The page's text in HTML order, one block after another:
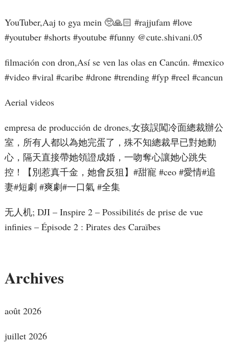
YouTuber,Aaj to gya mein 🥺🙏🏻 #rajjufam #love
#youtuber #shorts #youtube #funny ​⁠@cute.shivani.05
filmación con dron,Así se ven las olas en Cancún. #mexico
#video #viral #caribe #drone #trending #fyp #reel #cancun
Aerial videos
empresa de producción de drones,女孩誤闖冷面總裁辦公
室，所有人都以為她完蛋了，殊不知總裁早已對她動
心，隔天直接帶她領證成婚，一吻奪心讓她心跳失
控！【別惹真千金，她會反狙】#甜寵 #ceo #愛情#追
妻#短劇 #爽劇#一口氣 #全集
无人机; DJI – Inspire 2 – Possibilités de prise de vue
infinies – Épisode 2 : Pirates des Caraïbes
Archives
août 2026
juillet 2026